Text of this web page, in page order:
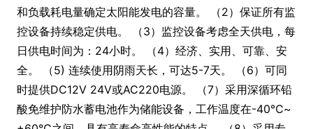
和负载耗电量确定太阳能发电的容量。 （2）保证所有监
控设备持续稳定供电。 （3）监控设备考虑全天供电，每
日供电时间为：24小时。 （4）经济、实用、可靠、安
全。 （5) 连续使用阴雨天长，可达5-7天。 （6）可同
时提供DC12V 24V或AC220电源。 （7）采用深循环铅
酸免维护防水蓄电池作为储能设备，工作温度在-40℃~